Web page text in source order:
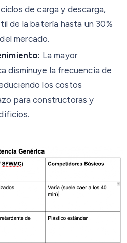
de carga y descarga,
de la batería hasta un 30%
mercado.
La mayor
disminuye la frecuencia de
los costos
para constructoras y